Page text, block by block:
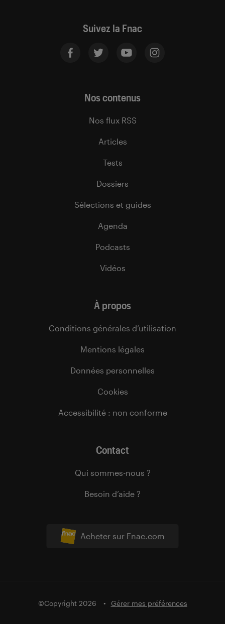
Suivez la Fnac
Acheter sur Fnac.com
Nos contenus
Nos flux RSS
Articles
Tests
Dossiers
Sélections et guides
Agenda
Podcasts
Vidéos
À propos
Conditions générales d’utilisation
Mentions légales
Données personnelles
Cookies
Accessibilité : non conforme
Contact
Qui sommes-nous ?
Besoin d’aide ?
©Copyright 2026 Gérer mes préférences